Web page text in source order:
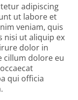
adipiscing
ut labore et
veniam, quis
nisi ut aliquip ex
dolor in
cillum dolore eu
qui officia